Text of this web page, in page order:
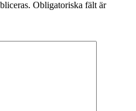
Obligatoriska fält är